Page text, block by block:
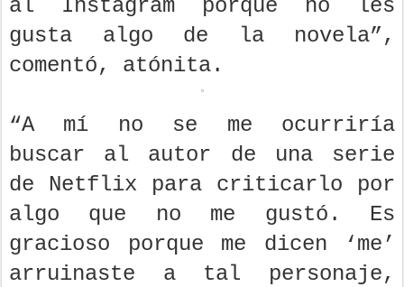
al Instagram porque no les
gusta algo de la novela”,
comentó, atónita.
“A mí no se me ocurriría
buscar al autor de una serie
de Netflix para criticarlo por
algo que no me gustó. Es
gracioso porque me dicen ‘me’
arruinaste a tal personaje,